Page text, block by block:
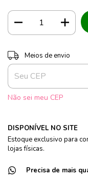
Entregas para o CEP:
Meios de envio
Não sei meu CEP
DISPONÍVEL NO SITE
Estoque exclusivo para
lojas físicas.
Precisa de mais